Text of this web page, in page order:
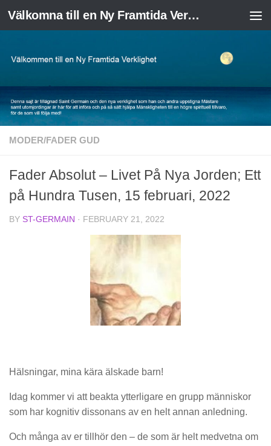
Skip to content Välkomna till en Ny Framtida Verklighet
MODER/FADER GUD
Fader Absolut – Livet På Nya Jorden; Ett
på Hundra Tusen, 15 februari, 2022
BY ST-GERMAIN · FEBRUARY 21, 2022
Hälsningar, mina kära älskade barn!
Idag kommer vi att beakta ytterligare en grupp människor
som har kognitiv dissonans av en helt annan anledning.
Och många av er tillhör den – de som är helt medvetna om